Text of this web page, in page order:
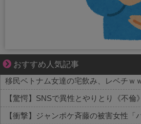
おすすめ人気記事
平穏が少しずつ壊れていく家族の物語。